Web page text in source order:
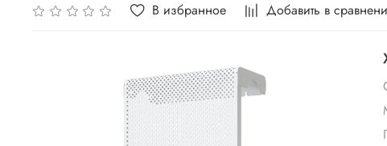
В избранное Добавить в